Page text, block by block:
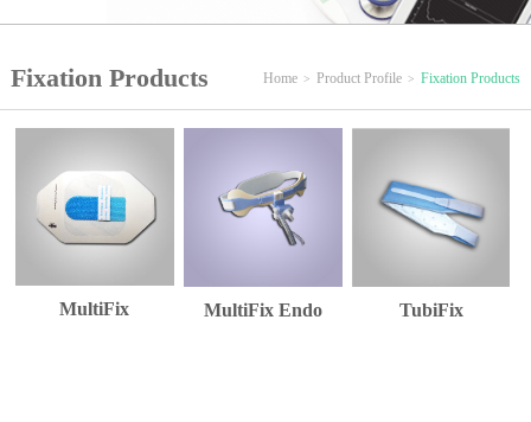
Fixation Products Home Product Profile Fixation Products
MultiFix MultiFix Endo TubiFix